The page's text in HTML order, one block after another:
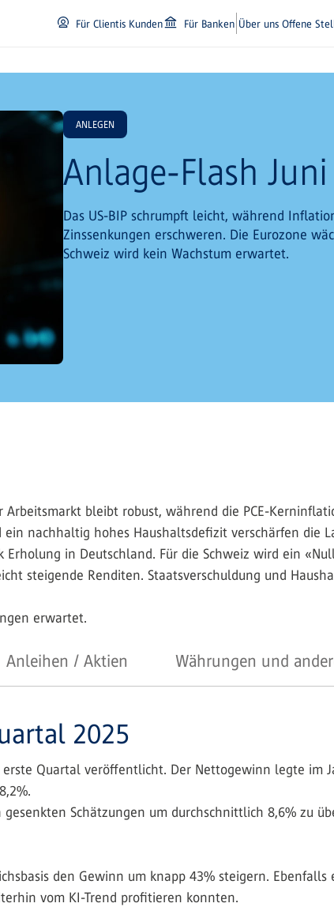
Für Clientis Kunden Für Banken Über uns Offene
ANLEGEN
Anlage-Flash
Das US-BIP schrumpft leicht, während
Zinssenkungen erschweren. Die Eurozone
Schweiz wird kein Wachstum erwartet.
Arbeitsmarkt bleibt robust, während die PCE-
nachhaltig hohes Haushaltsdefizit verschärfen die
in Deutschland. Für die Schweiz wird ein
steigende Renditen. Staatsverschuldung und
erwartet.
Anleihen / Aktien Währungen und
2025
Quartal veröffentlicht. Der Nettogewinn legte im
Schätzungen um durchschnittlich 8,6% zu
den Gewinn um knapp 43% steigern.
vom KI-Trend profitieren konnten.